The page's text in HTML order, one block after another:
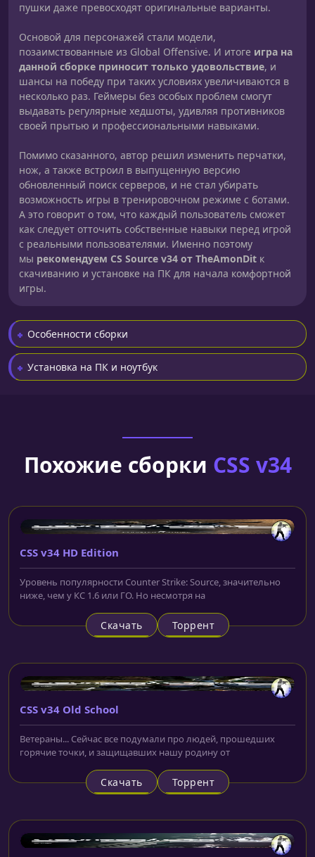
пушки даже превосходят оригинальные варианты.
Основой для персонажей стали модели,
позаимствованные из Global Offensive. И итоге игра на
данной сборке приносит только удовольствие, и
шансы на победу при таких условиях увеличиваются в
несколько раз. Геймеры без особых проблем смогут
выдавать регулярные хедшоты, удивляя противников
своей прытью и профессиональными навыками.
Помимо сказанного, автор решил изменить перчатки,
нож, а также встроил в выпущенную версию
обновленный поиск серверов, и не стал убирать
возможность игры в тренировочном режиме с ботами.
А это говорит о том, что каждый пользователь сможет
как следует отточить собственные навыки перед игрой
с реальными пользователями. Именно поэтому
мы рекомендуем CS Source v34 от TheAmonDit к
скачиванию и установке на ПК для начала комфортной
игры.
Особенности сборки
Установка на ПК и ноутбук
Похожие сборки CSS v34
CSS v34 HD Edition
Уровень популярности Counter Strike: Source, значительно
ниже, чем у КС 1.6 или ГО. Но несмотря на
Скачать Торрент
CSS v34 Old School
Ветераны... Сейчас все подумали про людей, прошедших
горячие точки, и защищавших нашу родину от
Скачать Торрент